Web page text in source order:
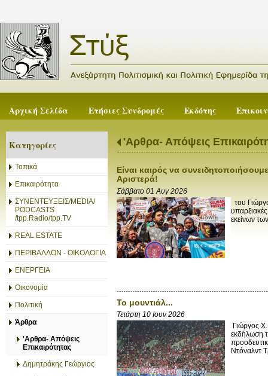
Αρχική Σελίδα Ετήσιες Συνδρομές Εκδότης
Κατηγορίες
Τοπικά
Επικαιρότητα
ΣΥΝΕΝΤΕΥΞΕΙΣ/MEDIA/
PODCASTS
/tpp.Radio/tpp.TV
REAL ESTATE
ΠΕΡΙΒΑΛΛΟΝ - ΟΙΚΟΛΟΓΙΑ
ΕΝΕΡΓΕΙΑ
Οικονομία
Πολιτική
Άρθρα
'Αρθρα- Απόψεις
Επικαιρότητας
Δημητράκης Γεώργιος
'Αρθρα- Απόψεις
Είναι καιρός να
Αριστερά!
Σάββατο 01 Αυγ 2026
του
εκείνων
Το μουντιάλ...
Τετάρτη 10 Ιουν 2026
Γιώργος
εκδήλωση
Ντόναλντ